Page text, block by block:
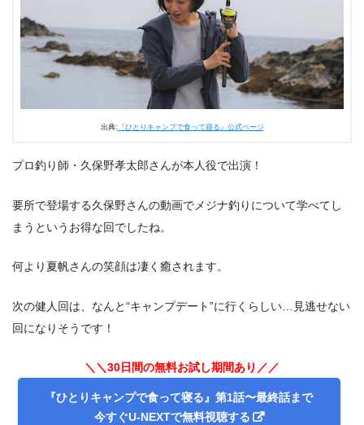
出典: 『ひとりキャンプで食って寝る』公式ページ
プロ釣り師・久保野孝太郎さんが本人役で出演！
要所で登場する久保野さんの動画でメジナ釣りについて学べてし
まうというお得な回でしたね。
何より夏帆さんの笑顔は凄く癒されます。
次の健人回は、なんと“キャンプデート”に行くらしい…見逃せない
回になりそうです！
＼＼30日間の無料お試し期間あり／／
『ひとりキャンプで食って寝る』第1話〜最終話まで
今すぐU-NEXTで無料視聴する